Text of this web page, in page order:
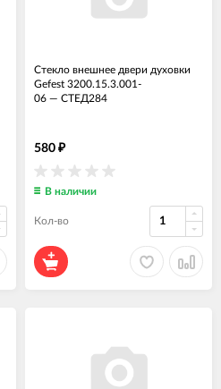
Стекло внешнее двери духовки
Gefest 3200.15.3.001-
06 — СТЕД284
580 ₽
В наличии
Кол-во